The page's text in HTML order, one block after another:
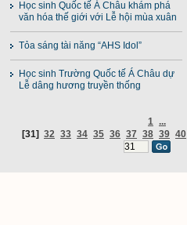
Học sinh Quốc tế Á Châu khám phá
văn hóa thế giới với Lễ hội mùa xuân
Tỏa sáng tài năng “AHS Idol”
Học sinh Trường Quốc tế Á Châu dự
Lễ dâng hương truyền thống
1 ...
[31] 32 33 34 35 36 37 38 39 40